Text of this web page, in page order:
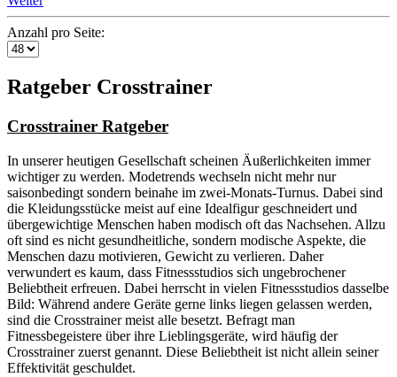
Anzahl pro Seite:
Ratgeber Crosstrainer
Crosstrainer Ratgeber
In unserer heutigen Gesellschaft scheinen Äußerlichkeiten immer
wichtiger zu werden. Modetrends wechseln nicht mehr nur
saisonbedingt sondern beinahe im zwei-Monats-Turnus. Dabei sind
die Kleidungsstücke meist auf eine Idealfigur geschneidert und
übergewichtige Menschen haben modisch oft das Nachsehen. Allzu
oft sind es nicht gesundheitliche, sondern modische Aspekte, die
Menschen dazu motivieren, Gewicht zu verlieren. Daher
verwundert es kaum, dass Fitnessstudios sich ungebrochener
Beliebtheit erfreuen. Dabei herrscht in vielen Fitnessstudios dasselbe
Bild: Während andere Geräte gerne links liegen gelassen werden,
sind die Crosstrainer meist alle besetzt. Befragt man
Fitnessbegeistere über ihre Lieblingsgeräte, wird häufig der
Crosstrainer zuerst genannt. Diese Beliebtheit ist nicht allein seiner
Effektivität geschuldet.